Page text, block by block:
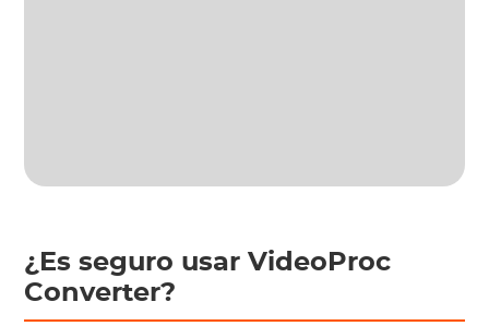
¿Es seguro usar VideoProc
Converter?